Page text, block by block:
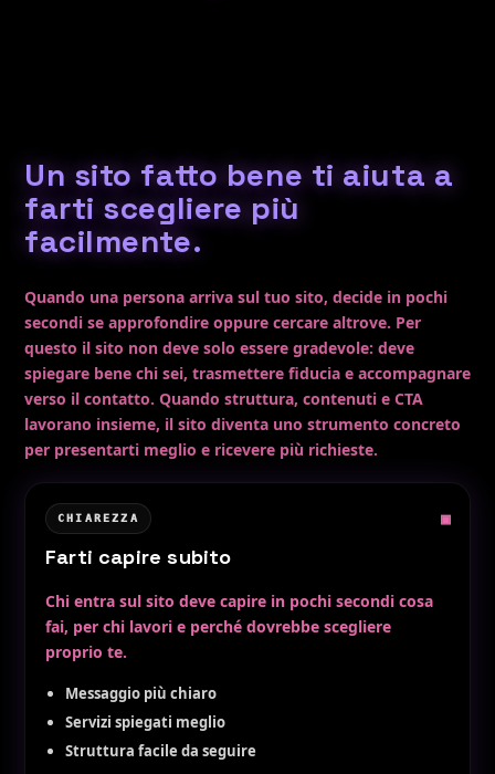
Un sito fatto bene ti aiuta a
farti scegliere più
facilmente.
Quando una persona arriva sul tuo sito, decide in pochi
secondi se approfondire oppure cercare altrove. Per
questo il sito non deve solo essere gradevole: deve
spiegare bene chi sei, trasmettere fiducia e accompagnare
verso il contatto. Quando struttura, contenuti e CTA
lavorano insieme, il sito diventa uno strumento concreto
per presentarti meglio e ricevere più richieste.
CHIAREZZA ▣
Farti capire subito
Chi entra sul sito deve capire in pochi secondi cosa
fai, per chi lavori e perché dovrebbe scegliere
proprio te.
Messaggio più chiaro
Servizi spiegati meglio
Struttura facile da seguire